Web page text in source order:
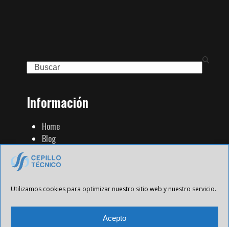
Utilizamos cookies para optimizar nuestro sitio web y nuestro servicio.
Acepto
Search
Información
Home
Blog
Contacto
Aviso Legal